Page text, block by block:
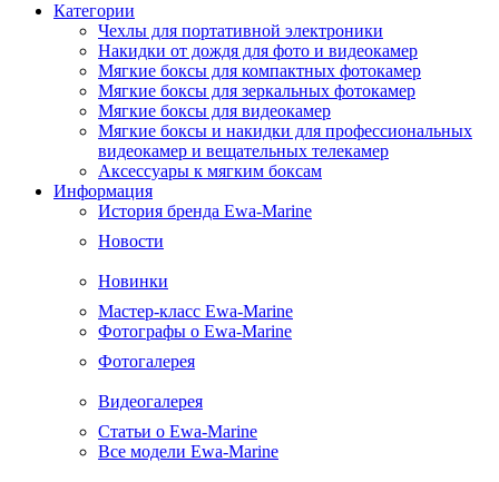
Категории
Чехлы для портативной электроники
Накидки от дождя для фото и видеокамер
Мягкие боксы для компактных фотокамер
Мягкие боксы для зеркальных фотокамер
Мягкие боксы для видеокамер
Мягкие боксы и накидки для профессиональных
видеокамер и вещательных телекамер
Аксессуары к мягким боксам
Информация
История бренда Ewa-Marine
Новости
Новинки
Мастер-класс Ewa-Marine
Фотографы о Ewa-Marine
Фотогалерея
Видеогалерея
Статьи о Ewa-Marine
Все модели Ewa-Marine